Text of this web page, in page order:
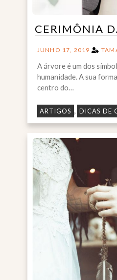
CERIMÔNIA
JUNHO 17, 2019
A árvore é um dos
humanidade. A sua
centro do…
ARTIGOS , DICAS DE